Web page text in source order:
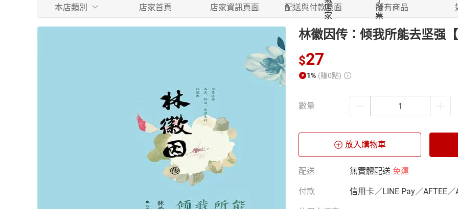
本店類別 店家首頁 店家資訊頁面 配送與付款頁面 所有商品
林徽因传：倾我所能去坚强【
$27
1% (賺0點)
數量
放入購物車
配送 無實體配送 免運
付款 信用卡／LINE Pay／AFTEE／